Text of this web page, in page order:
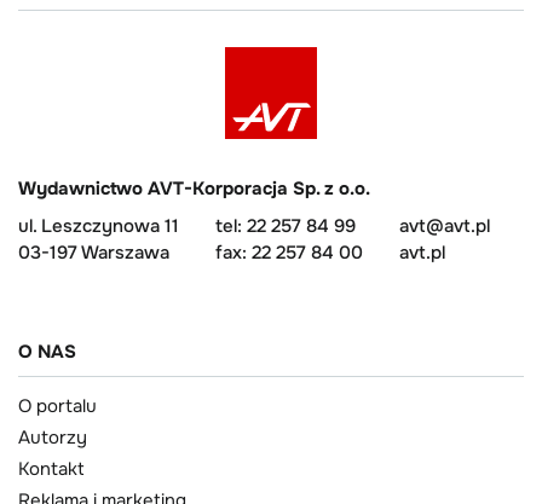
Wydawnictwo AVT-Korporacja Sp. z o.o.
ul. Leszczynowa 11
03-197 Warszawa
tel: 22 257 84 99
fax: 22 257 84 00
avt@avt.pl
avt.pl
O NAS
O portalu
Autorzy
Kontakt